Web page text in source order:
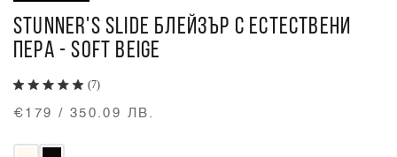
STUNNER'S SLIDE БЛЕЙЗЪР С ЕСТЕСТВЕНИ
ПЕРА - SOFT BEIGE
(7)
€179 / 350.09 ЛВ.